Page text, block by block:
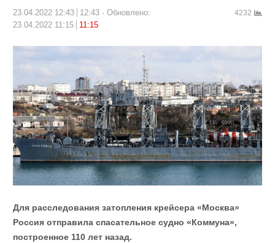
23.04.2022 12:43 12:43
Обновлено:
23.04.2022 11:15
11:15
4232
Для расследования затопления крейсера «Москва»
Россия отправила спасательное судно «Коммуна»,
построенное 110 лет назад.